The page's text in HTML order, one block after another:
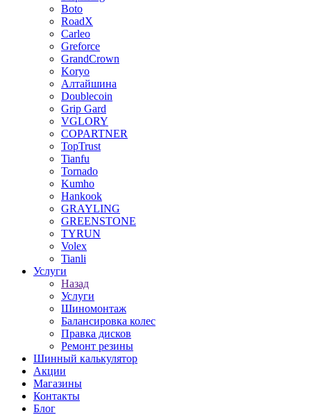
Boto
RoadX
Carleo
Greforce
GrandCrown
Koryo
Алтайшина
Doublecoin
Grip Gard
VGLORY
COPARTNER
TopTrust
Tianfu
Tornado
Kumho
Hankook
GRAYLING
GREENSTONE
TYRUN
Volex
Tianli
Услуги
Назад
Услуги
Шиномонтаж
Балансировка колес
Правка дисков
Ремонт резины
Шинный калькулятор
Акции
Магазины
Контакты
Блог